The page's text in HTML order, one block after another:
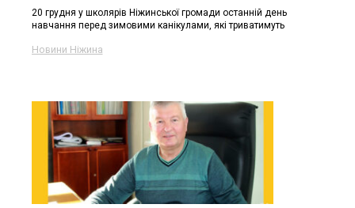
20 грудня у школярів Ніжинської громади останній день
навчання перед зимовими канікулами, які триватимуть
Новини Ніжина